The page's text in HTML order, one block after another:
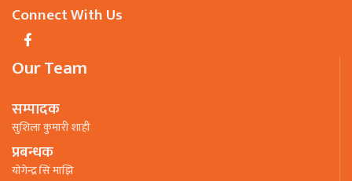
Connect With Us
Our Team
सम्पादक
सुशिला कुमारी शाही
प्रबन्धक
याेगेन्द्र सिं माझि